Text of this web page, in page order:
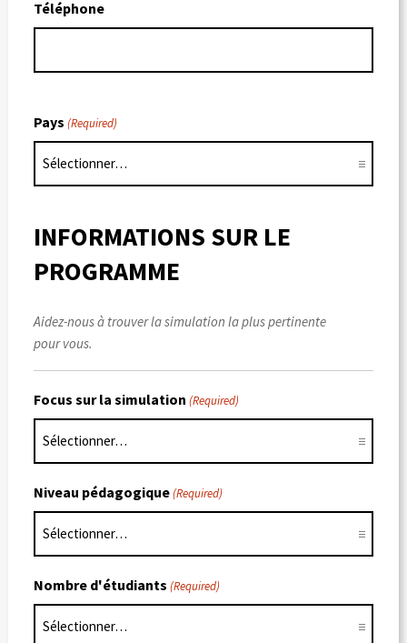
Téléphone
Pays (Required)
INFORMATIONS SUR LE
PROGRAMME
Aidez-nous à trouver la simulation la plus pertinente
pour vous.
Focus sur la simulation (Required)
Niveau pédagogique(Required)
Nombre d'étudiants (Required)